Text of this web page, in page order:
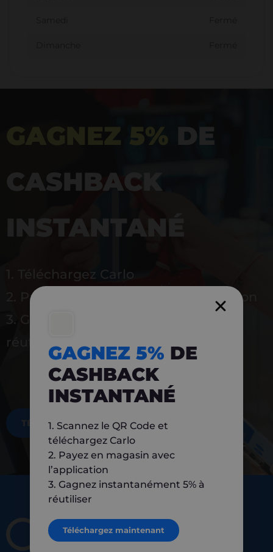
GAGNEZ 5% DE
CASHBACK
INSTANTANÉ
1. Téléchargez Carlo
2. Payez en magasin avec l’application
3. Gagnez instantanément 5 % à
réutiliser
TÉLÉCHARGEZ MAINTENANT
GAGNEZ 5% DE
CASHBACK
INSTANTANÉ
1. Scannez le QR Code et
téléchargez Carlo
2. Payez en magasin avec
l’application
3. Gagnez instantanément 5% à
réutiliser
Téléchargez maintenant